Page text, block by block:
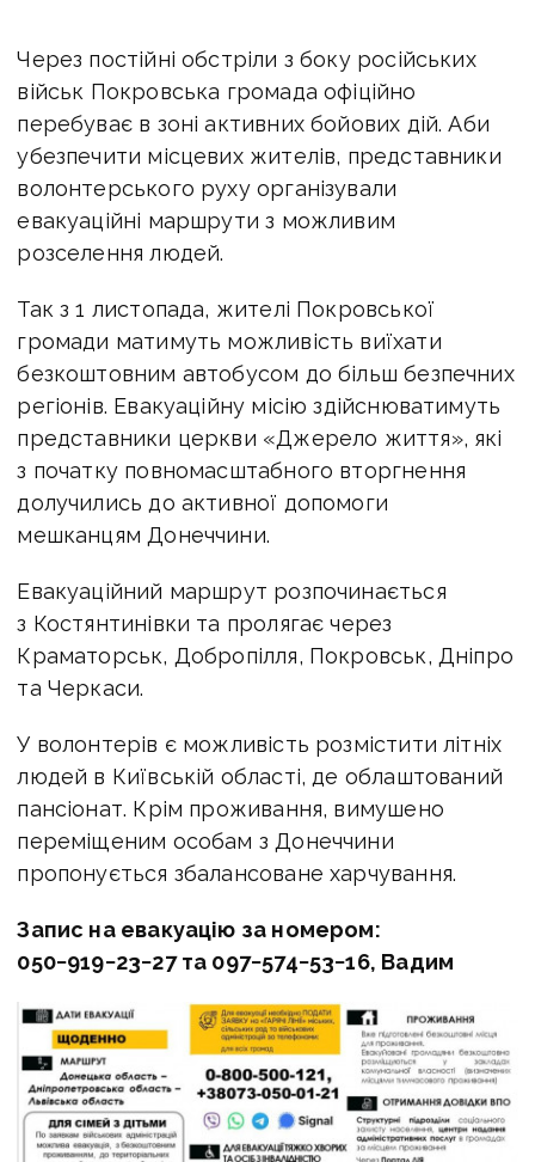
Через постійні обстріли з боку російських
військ Покровська громада офіційно
перебуває в зоні активних бойових дій. Аби
убезпечити місцевих жителів, представники
волонтерського руху організували
евакуаційні маршрути з можливим
розселення людей.
Так з 1 листопада, жителі Покровської
громади матимуть можливість виїхати
безкоштовним автобусом до більш безпечних
регіонів. Евакуаційну місію здійснюватимуть
представники церкви «Джерело життя», які
з початку повномасштабного вторгнення
долучились до активної допомоги
мешканцям Донеччини.
Евакуаційний маршрут розпочинається
з Костянтинівки та пролягає через
Краматорськ, Добропілля, Покровськ, Дніпро
та Черкаси.
У волонтерів є можливість розмістити літніх
людей в Київській області, де облаштований
пансіонат. Крім проживання, вимушено
переміщеним особам з Донеччини
пропонується збалансоване харчування.
Запис на евакуацію за номером:
050−919−23−27 та 097−574−53−16, Вадим